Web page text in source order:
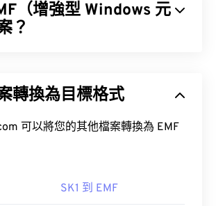
形資料。 WMF 是 32 位元增強型
(EMF) 的 16 位元前身。
統中，可以使用相容的影像處理程序
文件，例如 CorelDraw Graphics
的替代檢視器是XnView MP
（增強型 Windows 元
？
系統上，常用的 WMF 開啟程
用WMF Converter Pro。
視器包括：PhotoFiltre Studio
轉換為目標格式
可以將您的其他檔案轉換為 EMF
SK1 到 EMF